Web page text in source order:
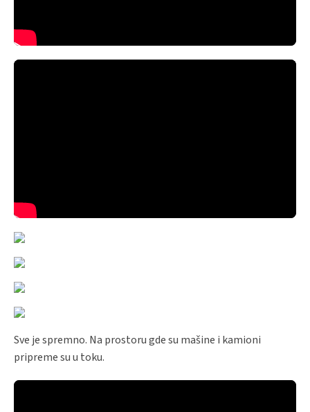
Sve je spremno. Na prostoru gde su mašine i kamioni
pripreme su u toku.